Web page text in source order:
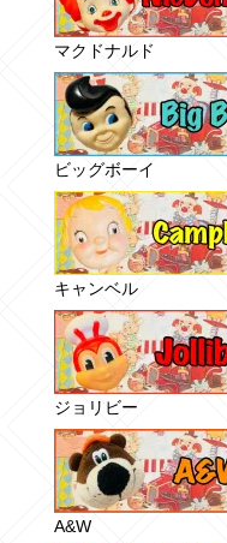
マクドナルド
ビッグボーイ
キャンベル
ジョリビー
A&W